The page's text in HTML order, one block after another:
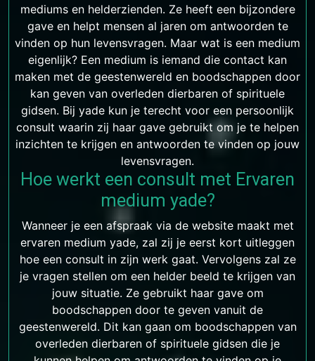
mediums en helderzienden. Ze heeft een bijzondere
gave en helpt mensen al jaren om antwoorden te
vinden op hun levensvragen. Maar wat is een medium
eigenlijk? Een medium is iemand die contact kan
maken met de geestenwereld en boodschappen door
kan geven van overleden dierbaren of spirituele
gidsen. Bij yade kun je terecht voor een persoonlijk
consult waarin zij haar gave gebruikt om je te helpen
inzichten te krijgen en antwoorden te vinden op jouw
levensvragen.
Hoe werkt een consult met Ervaren
medium yade?
Wanneer je een afspraak via de website maakt met
ervaren medium yade, zal zij je eerst kort uitleggen
hoe een consult in zijn werk gaat. Vervolgens zal ze
je vragen stellen om een helder beeld te krijgen van
jouw situatie. Ze gebruikt haar gave om
boodschappen door te geven vanuit de
geestenwereld. Dit kan gaan om boodschappen van
overleden dierbaren of spirituele gidsen die je